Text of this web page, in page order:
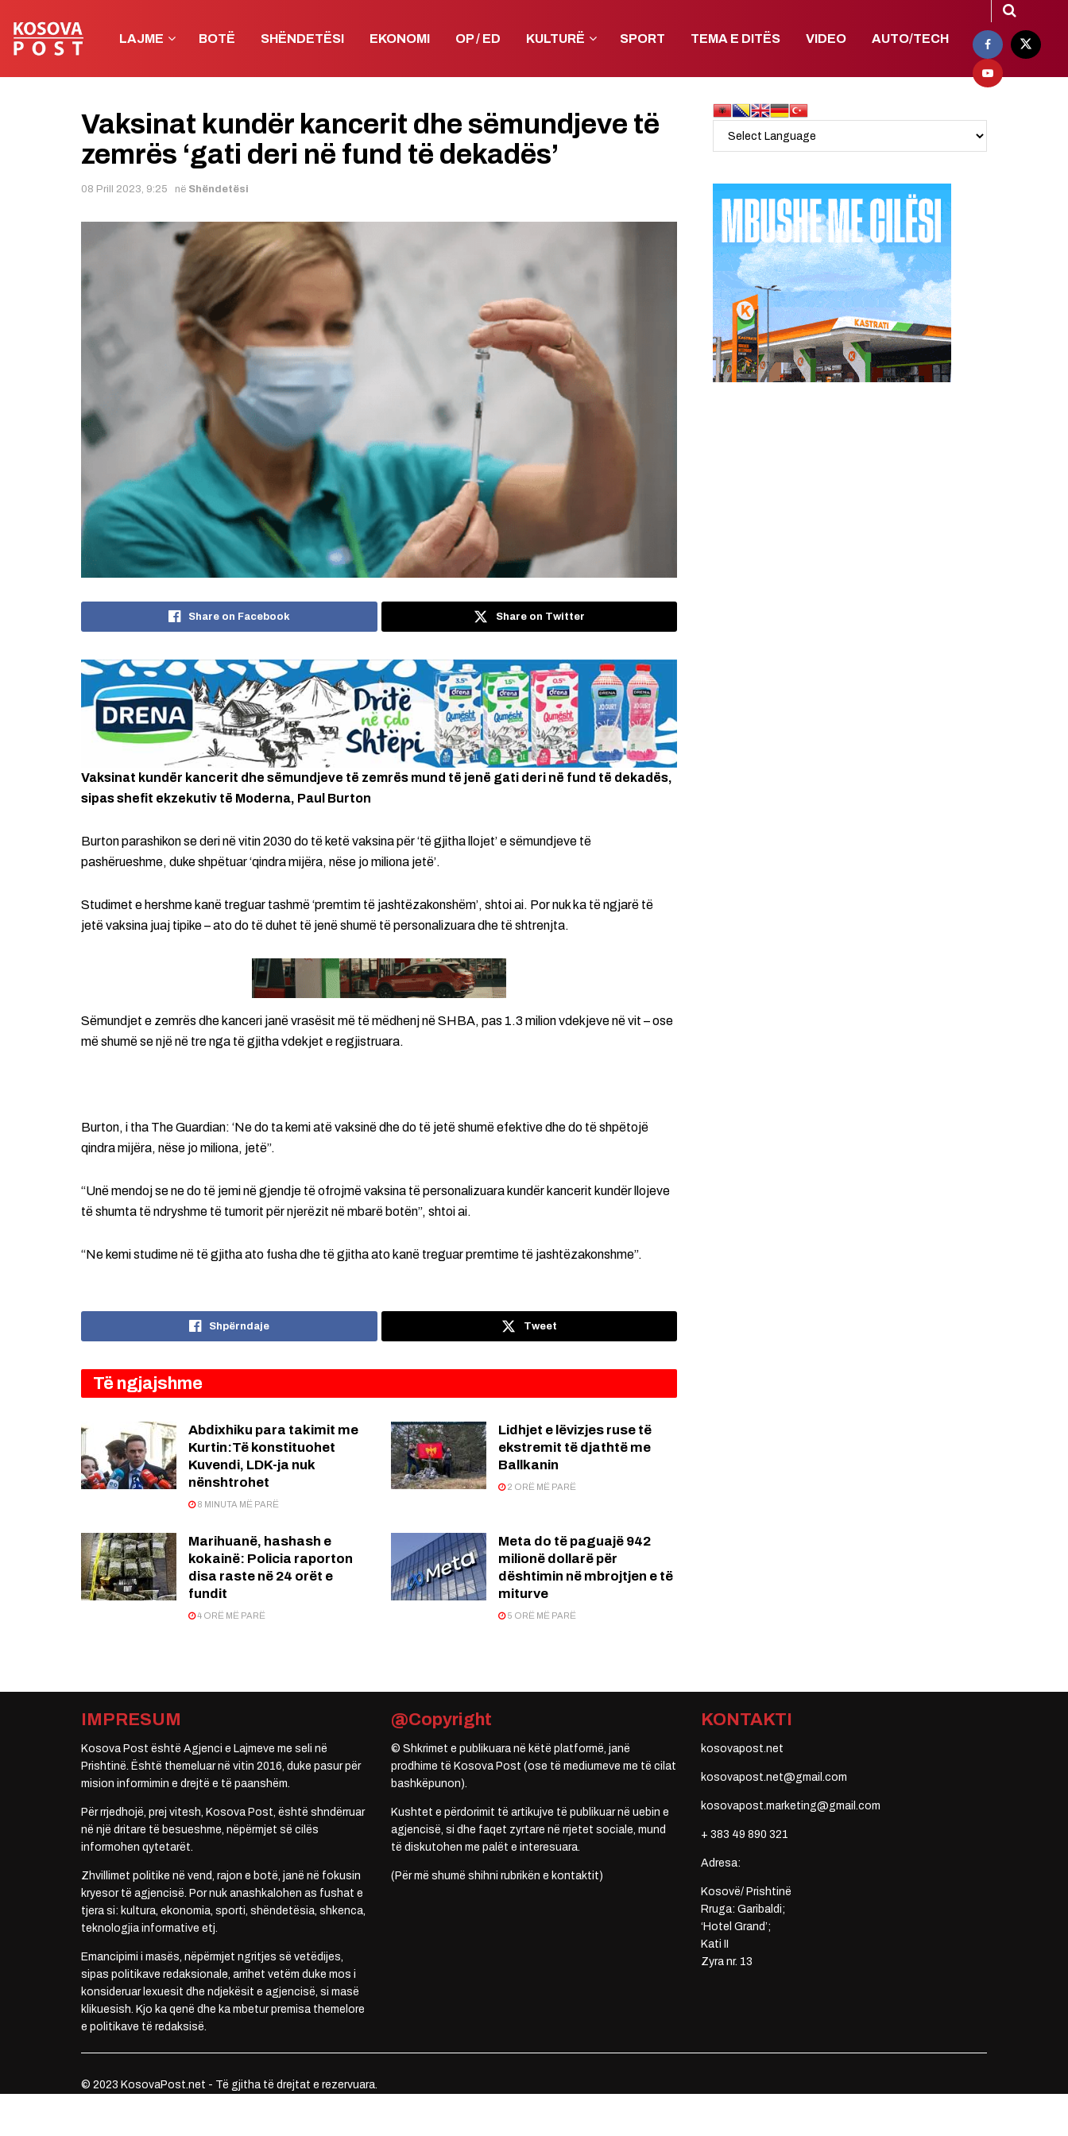
LAJME BOTË SHËNDETËSI EKONOMI OP / ED KULTURË SPORT TEMA E DITËS VIDEO AUTO/TECH
Vaksinat kundër kancerit dhe sëmundjeve të
zemrës ‘gati deri në fund të dekadës’
08 Prill 2023, 9:25 në Shëndetësi
Share on Facebook Share on Twitter
Vaksinat kundër kancerit dhe sëmundjeve të zemrës mund të jenë gati deri në fund të dekadës,
sipas shefit ekzekutiv të Moderna, Paul Burton
Burton parashikon se deri në vitin 2030 do të ketë vaksina për ‘të gjitha llojet’ e sëmundjeve të
pashërueshme, duke shpëtuar ‘qindra mijëra, nëse jo miliona jetë’.
Studimet e hershme kanë treguar tashmë ‘premtim të jashtëzakonshëm’, shtoi ai. Por nuk ka të ngjarë të
jetë vaksina juaj tipike – ato do të duhet të jenë shumë të personalizuara dhe të shtrenjta.
Sëmundjet e zemrës dhe kanceri janë vrasësit më të mëdhenj në SHBA, pas 1.3 milion vdekjeve në vit – ose
më shumë se një në tre nga të gjitha vdekjet e regjistruara.
Burton, i tha The Guardian: ‘Ne do ta kemi atë vaksinë dhe do të jetë shumë efektive dhe do të shpëtojë
qindra mijëra, nëse jo miliona, jetë”.
“Unë mendoj se ne do të jemi në gjendje të ofrojmë vaksina të personalizuara kundër kancerit kundër llojeve
të shumta të ndryshme të tumorit për njerëzit në mbarë botën”, shtoi ai.
“Ne kemi studime në të gjitha ato fusha dhe të gjitha ato kanë treguar premtime të jashtëzakonshme”.
Shpërndaje Tweet
Të ngjajshme
Abdixhiku para takimit me
Kurtin:Të konstituohet
Kuvendi, LDK-ja nuk
nënshtrohet
8 MINUTA MË PARË
Lidhjet e lëvizjes ruse të
ekstremit të djathtë me
Ballkanin
2 ORË MË PARË
Marihuanë, hashash e
kokainë: Policia raporton
disa raste në 24 orët e
fundit
4 ORË MË PARË
Meta do të paguajë 942
milionë dollarë për
dështimin në mbrojtjen e të
miturve
5 ORË MË PARË
IMPRESUM
Kosova Post është Agjenci e Lajmeve me seli në
Prishtinë. Është themeluar në vitin 2016, duke pasur për
mision informimin e drejtë e të paanshëm.
Për rrjedhojë, prej vitesh, Kosova Post, është shndërruar
në një dritare të besueshme, nëpërmjet së cilës
informohen qytetarët.
Zhvillimet politike në vend, rajon e botë, janë në fokusin
kryesor të agjencisë. Por nuk anashkalohen as fushat e
tjera si: kultura, ekonomia, sporti, shëndetësia, shkenca,
teknologjia informative etj.
Emancipimi i masës, nëpërmjet ngritjes së vetëdijes,
sipas politikave redaksionale, arrihet vetëm duke mos i
konsideruar lexuesit dhe ndjekësit e agjencisë, si masë
klikuesish. Kjo ka qenë dhe ka mbetur premisa themelore
e politikave të redaksisë.
@Copyright
© Shkrimet e publikuara në këtë platformë, janë
prodhime të Kosova Post (ose të mediumeve me të cilat
bashkëpunon).
Kushtet e përdorimit të artikujve të publikuar në uebin e
agjencisë, si dhe faqet zyrtare në rrjetet sociale, mund
të diskutohen me palët e interesuara.
(Për më shumë shihni rubrikën e kontaktit)
KONTAKTI
kosovapost.net
kosovapost.net@gmail.com
kosovapost.marketing@gmail.com
+ 383 49 890 321
Adresa:
Kosovë/ Prishtinë
Rruga: Garibaldi;
‘Hotel Grand’;
Kati II
Zyra nr. 13
© 2023 KosovaPost.net - Të gjitha të drejtat e rezervuara.